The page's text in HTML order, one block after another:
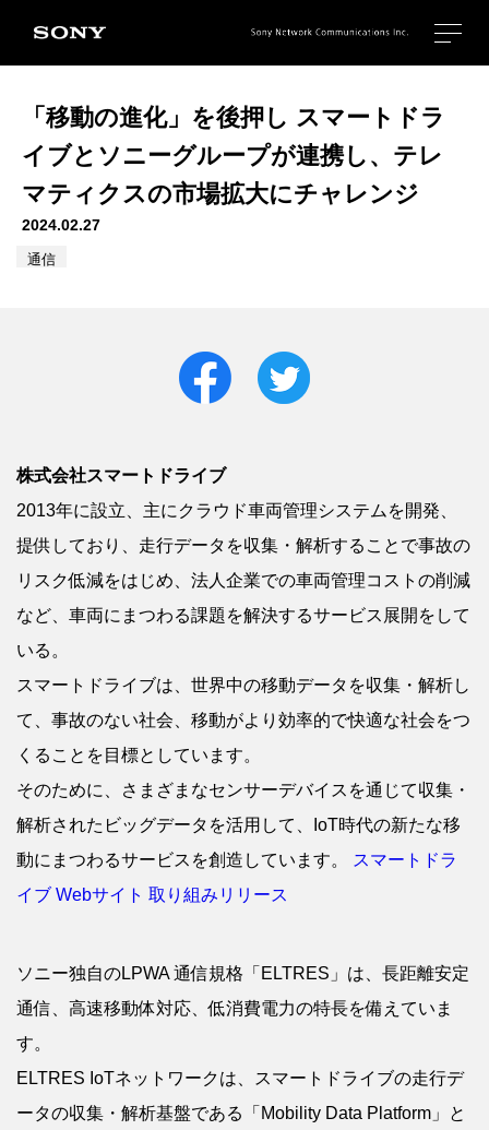
「移動の進化」を後押し スマートドラ
イブとソニーグループが連携し、テレ
マティクスの市場拡大にチャレンジ
2024.02.27
通信
株式会社スマートドライブ
2013年に設立、主にクラウド車両管理システムを開発、
提供しており、走行データを収集・解析することで事故の
リスク低減をはじめ、法人企業での車両管理コストの削減
など、車両にまつわる課題を解決するサービス展開をして
いる。
スマートドライブは、世界中の移動データを収集・解析し
て、事故のない社会、移動がより効率的で快適な社会をつ
くることを目標としています。
そのために、さまざまなセンサーデバイスを通じて収集・
解析されたビッグデータを活用して、IoT時代の新たな移
動にまつわるサービスを創造しています。
スマートドラ
イブ Webサイト 取り組みリリース
ソニー独自のLPWA 通信規格「ELTRES」は、長距離安定
通信、高速移動体対応、低消費電力の特長を備えていま
す。
ELTRES IoTネットワークは、スマートドライブの走行デ
ータの収集・解析基盤である「Mobility Data Platform」と